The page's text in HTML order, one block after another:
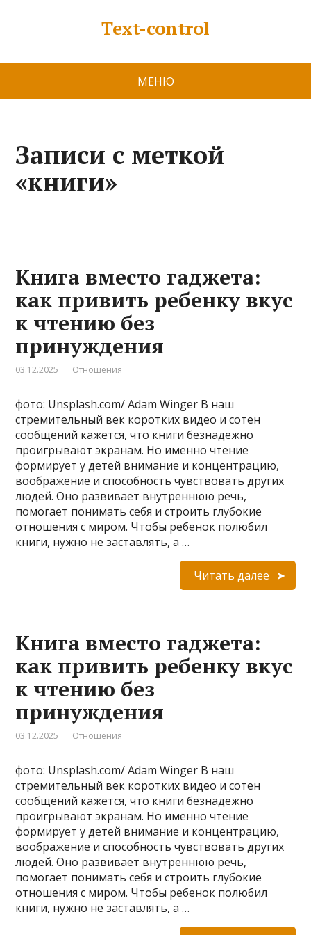
Text-control
МЕНЮ
Записи с меткой
«книги»
Книга вместо гаджета:
как привить ребенку вкус
к чтению без
принуждения
03.12.2025 Отношения
фото: Unsplash.com/ Adam Winger В наш
стремительный век коротких видео и сотен
сообщений кажется, что книги безнадежно
проигрывают экранам. Но именно чтение
формирует у детей внимание и концентрацию,
воображение и способность чувствовать других
людей. Оно развивает внутреннюю речь,
помогает понимать себя и строить глубокие
отношения с миром. Чтобы ребенок полюбил
книги, нужно не заставлять, а …
Читать далее
Книга вместо гаджета:
как привить ребенку вкус
к чтению без
принуждения
03.12.2025 Отношения
фото: Unsplash.com/ Adam Winger В наш
стремительный век коротких видео и сотен
сообщений кажется, что книги безнадежно
проигрывают экранам. Но именно чтение
формирует у детей внимание и концентрацию,
воображение и способность чувствовать других
людей. Оно развивает внутреннюю речь,
помогает понимать себя и строить глубокие
отношения с миром. Чтобы ребенок полюбил
книги, нужно не заставлять, а …